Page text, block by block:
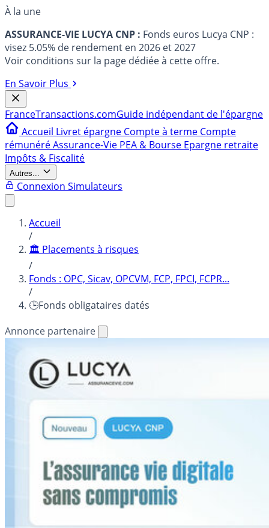
À la une
ASSURANCE-VIE LUCYA CNP : Fonds euros Lucya CNP :
visez 5.05% de rendement en 2026 et 2027
Voir conditions sur la page dédiée à cette offre.
En Savoir Plus
FranceTransactions.comGuide indépendant de l'épargne
Accueil Livret épargne Compte à terme Compte
rémunéréAssurance-Vie PEA & Bourse Epargne retraite
Impôts & Fiscalité
Autres...
Connexion Simulateurs
Accueil
/
🏛️ Placements à risques
/
Fonds : OPC, Sicav, OPCVM, FCP, FPCI, FCPR...
/
🕒Fonds obligataires datés
Annonce partenaire